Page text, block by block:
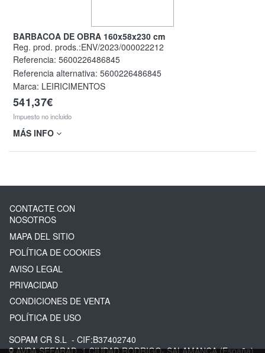
BARBACOA DE OBRA 160x58x230 cm
Reg. prod. prods.:ENV/2023/000022212
Referencia: 5600226486845
Referencia alternativa: 5600226486845
Marca: LEIRICIMENTOS
541,37€
Impuesto no incluido
MÁS INFO
CONTACTE CON
NOSOTROS
MAPA DEL SITIO
POLÍTICA DE COOKIES
AVISO LEGAL
PRIVACIDAD
CONDICIONES DE VENTA
POLÍTICA DE USO
SOPAM CR S.L - CIF:B37402740
AVDA SEFARAD, 1CIUDAD RODRIGO-SALAMANCA(España)